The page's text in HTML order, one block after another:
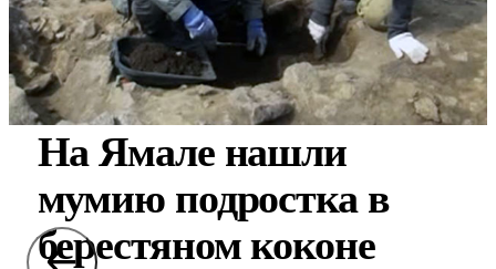
На Ямале нашли
мумию подростка в
берестяном коконе